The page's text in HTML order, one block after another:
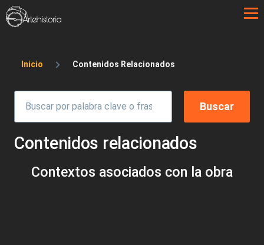
Pasar al contenido principal
Sobrescribir enlaces de ayuda a la
Inicio Contenidos Relacionados
Contenidos relacionados
Contextos asociados con la obra